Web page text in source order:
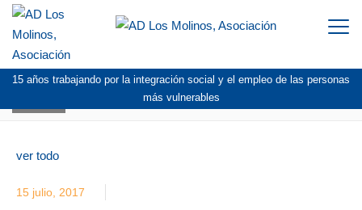
15 años trabajando por la integración social y el empleo de las personas
más vulnerables
ver todo
15 julio, 2017